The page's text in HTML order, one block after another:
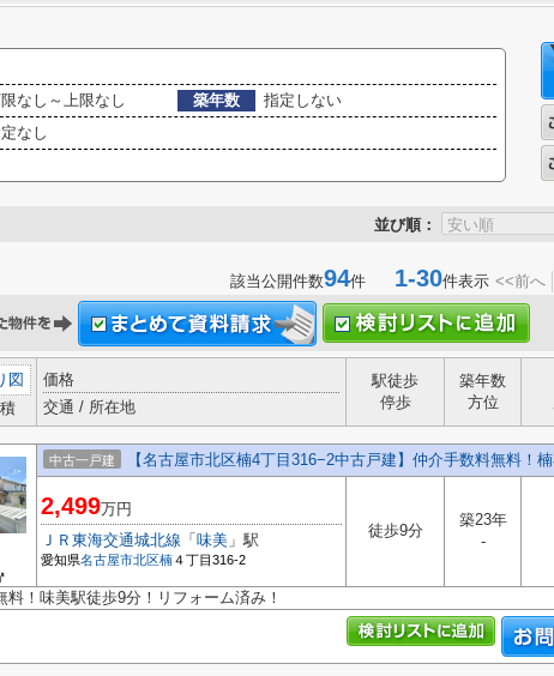
なし～上限なし 築年数
指定しない
なし
並び順：
該当公開件数94件 1-30件表示 <<前へ
図
価格
交通 / 所在地
駅徒歩
停歩
築年数
方位
中古一戸建 【名古屋市北区楠4丁目316−2中古戸建】仲介手数料無料！
2,499万円
ＪＲ東海交通城北線 「 味美 」駅
愛知県名古屋市北区楠４丁目316-2
徒歩9分
築23年
-
料！味美駅徒歩9分！リフォーム済み！